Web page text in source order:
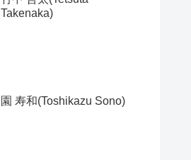
Takenaka)
園 寿和(Toshikazu Sono)